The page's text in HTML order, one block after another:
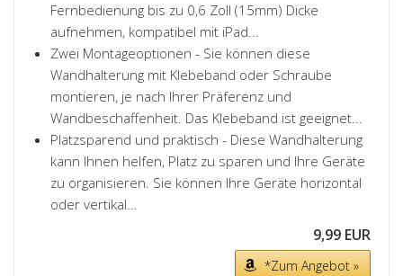
Fernbedienung bis zu 0,6 Zoll (15mm) Dicke
aufnehmen, kompatibel mit iPad...
Zwei Montageoptionen - Sie können diese
Wandhalterung mit Klebeband oder Schraube
montieren, je nach Ihrer Präferenz und
Wandbeschaffenheit. Das Klebeband ist geeignet...
Platzsparend und praktisch - Diese Wandhalterung
kann Ihnen helfen, Platz zu sparen und Ihre Geräte
zu organisieren. Sie können Ihre Geräte horizontal
oder vertikal...
9,99 EUR
*Zum Angebot »